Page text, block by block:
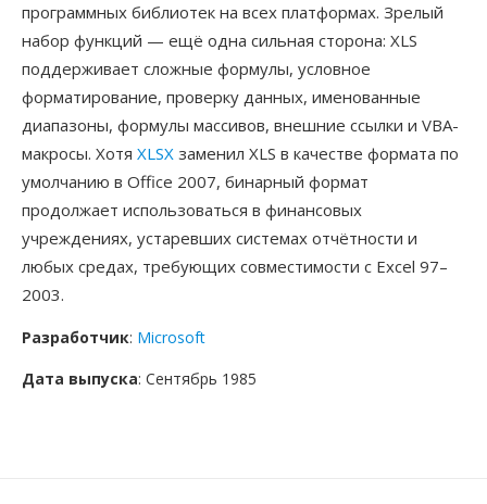
программных библиотек на всех платформах. Зрелый
набор функций — ещё одна сильная сторона: XLS
поддерживает сложные формулы, условное
форматирование, проверку данных, именованные
диапазоны, формулы массивов, внешние ссылки и VBA-
макросы. Хотя XLSX заменил XLS в качестве формата по
умолчанию в Office 2007, бинарный формат
продолжает использоваться в финансовых
учреждениях, устаревших системах отчётности и
любых средах, требующих совместимости с Excel 97–
2003.
Разработчик: Microsoft
Дата выпуска: Сентябрь 1985